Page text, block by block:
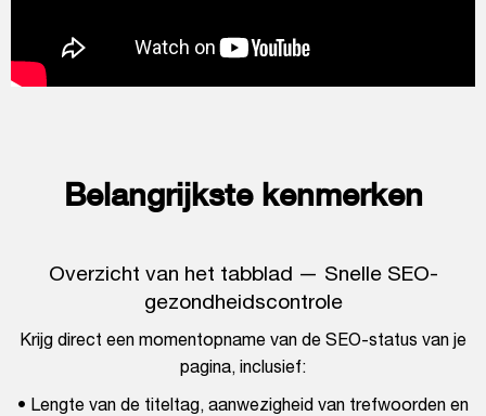
Belangrijkste kenmerken
Overzicht van het tabblad — Snelle SEO-
gezondheidscontrole
Krijg direct een momentopname van de SEO-status van je
pagina, inclusief:
• Lengte van de titeltag, aanwezigheid van trefwoorden en